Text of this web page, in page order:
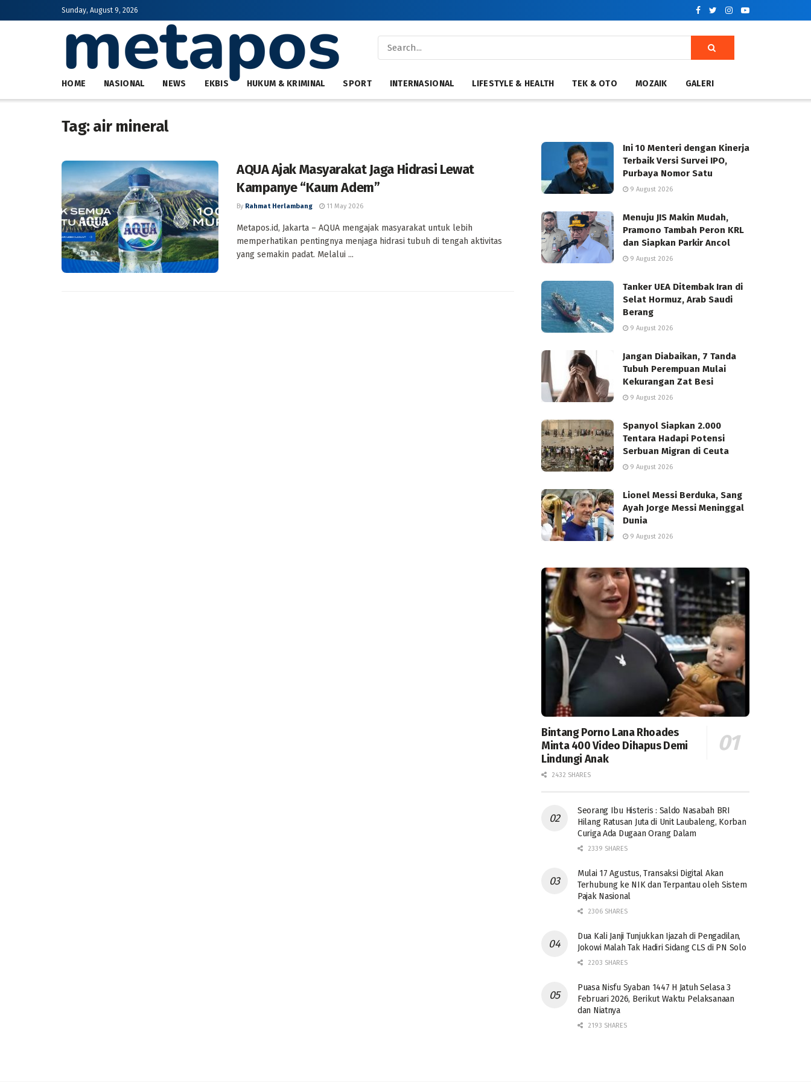
Sunday, August 9, 2026
HOME NASIONAL NEWS EKBIS HUKUM & KRIMINAL SPORT INTERNASIONAL LIFESTYLE & HEALTH TEK & OTO MOZAIK GALERI
Tag:air mineral
AQUA Ajak Masyarakat Jaga Hidrasi Lewat
Kampanye “Kaum Adem”
By Rahmat Herlambang 11 May 2026
Metapos.id, Jakarta – AQUA mengajak masyarakat untuk lebih
memperhatikan pentingnya menjaga hidrasi tubuh di tengah aktivitas
yang semakin padat. Melalui ...
Ini 10 Menteri dengan Kinerja
Terbaik Versi Survei IPO,
Purbaya Nomor Satu
9 August 2026
Menuju JIS Makin Mudah,
Pramono Tambah Peron KRL
dan Siapkan Parkir Ancol
9 August 2026
Tanker UEA Ditembak Iran di
Selat Hormuz, Arab Saudi
Berang
9 August 2026
Jangan Diabaikan, 7 Tanda
Tubuh Perempuan Mulai
Kekurangan Zat Besi
9 August 2026
Spanyol Siapkan 2.000
Tentara Hadapi Potensi
Serbuan Migran di Ceuta
9 August 2026
Lionel Messi Berduka, Sang
Ayah Jorge Messi Meninggal
Dunia
9 August 2026
Bintang Porno Lana Rhoades
Minta 400 Video Dihapus Demi
Lindungi Anak
2432 SHARES
Seorang Ibu Histeris : Saldo Nasabah BRI
Hilang Ratusan Juta di Unit Laubaleng, Korban
Curiga Ada Dugaan Orang Dalam
2339 SHARES
Mulai 17 Agustus, Transaksi Digital Akan
Terhubung ke NIK dan Terpantau oleh Sistem
Pajak Nasional
2306 SHARES
Dua Kali Janji Tunjukkan Ijazah di Pengadilan,
Jokowi Malah Tak Hadiri Sidang CLS di PN Solo
2203 SHARES
Puasa Nisfu Syaban 1447 H Jatuh Selasa 3
Februari 2026, Berikut Waktu Pelaksanaan
dan Niatnya
2193 SHARES